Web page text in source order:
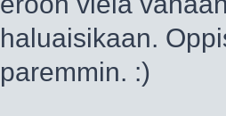
haluaisikaan.
paremmin. :)